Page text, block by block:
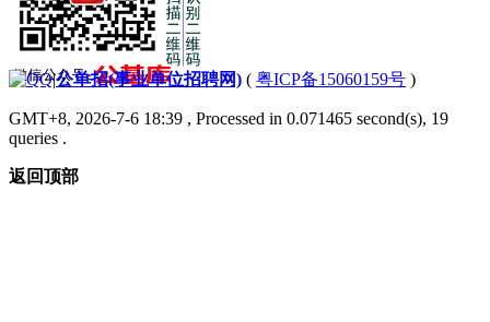
|公单招(事业单位招聘网) ( 粤ICP备15060159号 )
GMT+8, 2026-7-6 18:39 , Processed in 0.071465 second(s), 19
queries .
返回顶部